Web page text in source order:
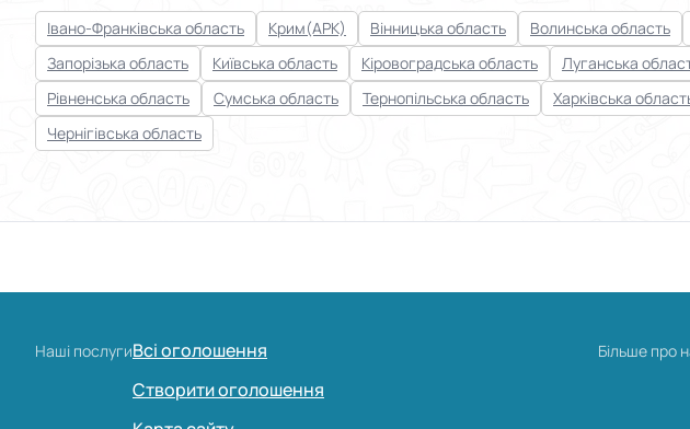
Івано-Франківська область Крим(АРК) Вінницька область Волинська область
Запорізька область
Київська область Кіровоградська область Луганська
Рівненська область
Сумська область Тернопільська область Харківська
Чернігівська область
Наші послугиВсі оголошення
Створити оголошення
Більше про